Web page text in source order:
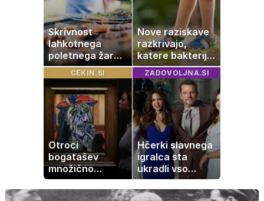
Skrivnost
lahkotnega
poletnega žara,
po katerem ne
boste
potrebovali
popoldanskega
spanca
Nove raziskave
razkrivajo,
katere bakterije
na koži privlačijo
komarje
CEKIN.SI
Otroci
bogatašev
množično
prodajajo
družinske
ZADOVOLJNA.SI
Hčerki slavnega
igralca sta
ukradli vso
pozornost